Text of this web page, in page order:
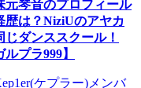
元琴音のプロフィール
歴は？NiziUのアヤカ
じダンススクール！
ルプラ999】